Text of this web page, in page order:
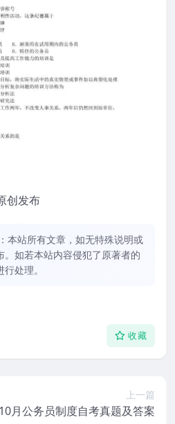
创发布
本站所有文章，如无特殊说明或
如若本站内容侵犯了原著者的
处理。
收藏
上一篇
月公务员制度自考真题及答案